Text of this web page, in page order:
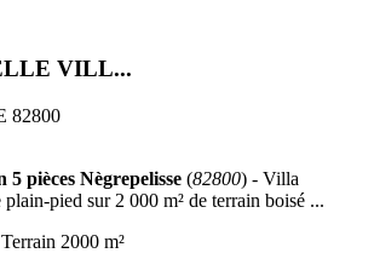
VILL...
82800
pièces Nègrepelisse (82800) - Villa
pied sur 2 000 m² de terrain boisé ...
Terrain 2000 m²